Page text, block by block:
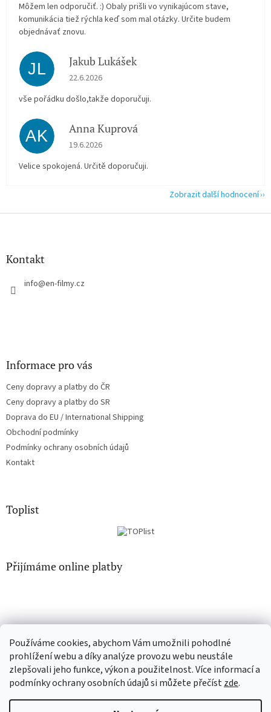
Používáme cookies, abychom Vám umožnili pohodlné
prohlížení webu a díky analýze provozu webu neustále
zlepšovali jeho funkce, výkon a použitelnost. Více informací a
podmínky ochrany osobních údajů si můžete přečístzde.
Môžem len odporučiť. :) Obaly prišli vo vynikajúcom stave,
komunikácia tiež rýchla keď som mal otázky. Určite budem
objednávať znovu.
JL Jakub Lukášek
Hodnocení obchodu je 5 z 5 hvězdiček.
22.6.2026
vše pořádku došlo,takže doporučuji.
AK Anna Kuprová
Hodnocení obchodu je 5 z 5 hvězdiček.
19.6.2026
Velice spokojená. Určitě doporučuji.
Zobrazit další hodnocení
Z
Kontakt
info@en-filmy.cz
Informace pro vás
Ceny dopravy a platby do ČR
Ceny dopravy a platby do SR
Doprava do EU / International Shipping
Obchodní podmínky
Podmínky ochrany osobních údajů
Kontakt
Toplist
Přijímáme online platby
CD-Soundtrack.cz CD-hudba.cz
Vytvořil Shoptet